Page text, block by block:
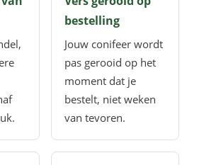
bestelling
Jouw conifeer wordt
pas gerooid op het
moment dat je
bestelt, niet weken
van tevoren.